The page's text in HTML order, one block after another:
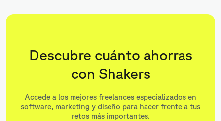
Descubre cuánto ahorras
con Shakers
Accede a los mejores freelances especializados en
software, marketing y diseño para hacer frente a tus
retos más importantes.